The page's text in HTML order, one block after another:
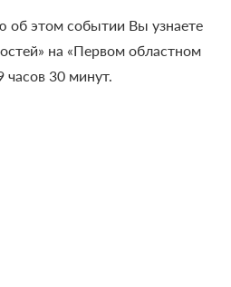
этом событии Вы узнаете
на «Первом областном
часов 30 минут.